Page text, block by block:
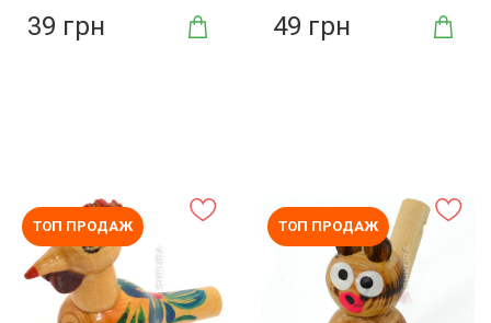
39 грн 49 грн
ТОП ПРОДАЖ ТОП ПРОДАЖ